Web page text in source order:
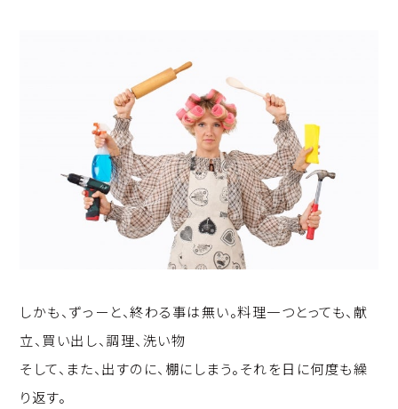
しかも、ずっーと、終わる事は無い。料理一つとっても、献
立、買い出し、調理、洗い物
そして、また、出すのに、棚にしまう。それを日に何度も繰
り返す。